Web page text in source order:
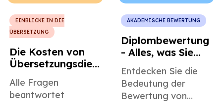
EINBLICKE IN DIE
ÜBERSETZUNG
Die Kosten von
Übersetzungsdien
stleistungen: Alle
Fragen
beantwortet
Alle Fragen
beantwortet
AKADEMISCHE BEWERTUNG
Diplombewertung
- Alles, was Sie
wissen müssen
Entdecken Sie die
Bedeutung der
Bewertung von